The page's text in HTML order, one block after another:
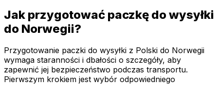
Jak przygotować paczkę do wysyłki
do Norwegii?
Przygotowanie paczki do wysyłki z Polski do Norwegii
wymaga staranności i dbałości o szczegóły, aby
zapewnić jej bezpieczeństwo podczas transportu.
Pierwszym krokiem jest wybór odpowiedniego